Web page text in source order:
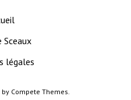
Sceaux
légales
by Compete Themes.